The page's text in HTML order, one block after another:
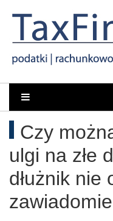
Podatki,
VAT,
NSA
Portal
dla
Czy
ulgi na złe
dłużnik nie